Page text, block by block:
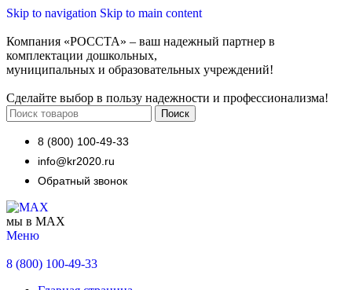
Skip to navigation Skip to main content
Компания «РОССТА» – ваш надежный партнер в
комплектации дошкольных,
муниципальных и образовательных учреждений!
Сделайте выбор в пользу надежности и профессионализма!
Поиск
8 (800) 100-49-33
info@kr2020.ru
Обратный звонок
мы в MAX
Меню
8 (800) 100-49-33